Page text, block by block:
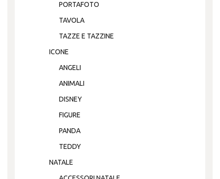
PORTAFOTO
TAVOLA
TAZZE E TAZZINE
ICONE
ANGELI
ANIMALI
DISNEY
FIGURE
PANDA
TEDDY
NATALE